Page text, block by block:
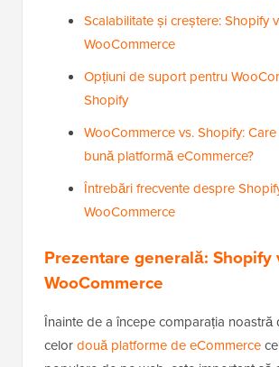
Scalabilitate și creștere: Shopify
WooCommerce
Opțiuni de suport pentru
Shopify
WooCommerce vs. Shopify:
bună platformă eCommerce?
Întrebări frecvente despre
WooCommerce
Prezentare generală: Shopify
WooCommerce
Înainte de a începe comparația noastră
celordouă platforme de eCommerce